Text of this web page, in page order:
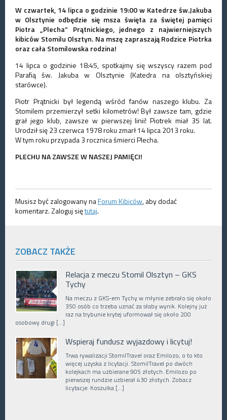
W czwartek, 14 lipca o godzinie 19:00 w Katedrze św.Jakuba
w Olsztynie odbędzie się msza święta za świętej pamięci
Piotra „Plecha” Prątnickiego, jednego z najwierniejszych
kibiców Stomilu Olsztyn. Na mszę zapraszają Rodzice Piotrka
oraz cała Stomilowska rodzina!
14 lipca o godzinie 18:45, spotkajmy się wszyscy razem pod
Parafią św. Jakuba w Olsztynie (Katedra na olsztyńskiej
starówce).
Piotr Prątnicki był legendą wśród fanów naszego klubu. Za
Stomilem przemierzył setki kilometrów! Był zawsze tam, gdzie
grał jego klub, zawsze w pierwszej linii! Piotrek miał 35 lat.
Urodził się 23 czerwca 1978 roku zmarł 14 lipca 2013 roku.
W tym roku przypada 3 rocznica śmierci Plecha.
PLECHU NA ZAWSZE W NASZEJ PAMIĘCI!
Musisz być zalogowany naForum Kibiców, aby dodać
komentarz. Zaloguj siętutaj.
ZOBACZ TAKŻE
Relacja z meczu Stomil Olsztyn – GKS
Tychy
Na meczu z GKS-em Tychy w młynie zebrało się około
350 osób co trzeba uznać za słaby wynik. Kolejny już
raz na trybunie krytej uformował się około 200
osobowy drugi […]
Wspieraj fundusz wyjazdowy i licytuj!
Trwa rywalizacji StomilTravel oraz Emilozo, o to kto
więcej uzyska z licytacji. StomilTravel po dwóch
kolejkach ma uzbierane 905 złotych. Emilozo po
pierwszej rundzie uzbierał 430 złotych. Zobacz
licytacje: Koszulka […]